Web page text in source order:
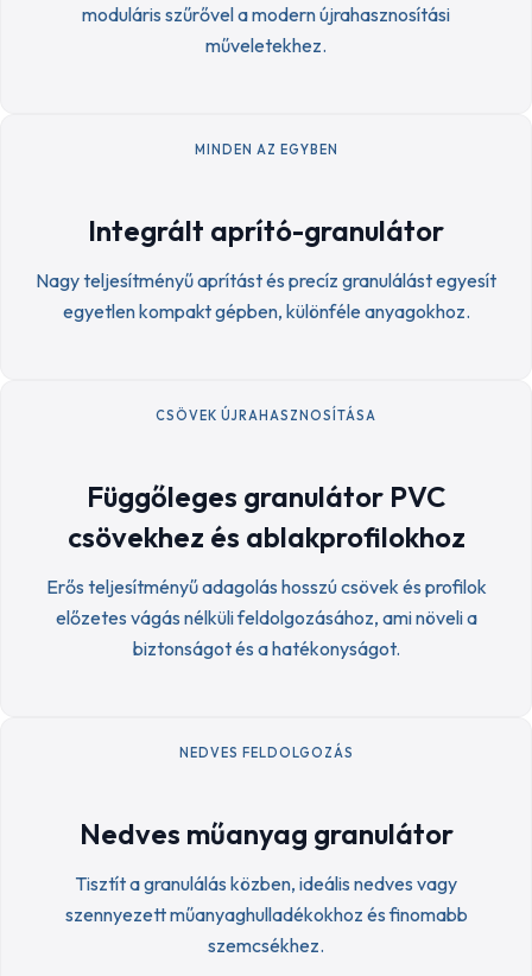
moduláris szűrővel a modern újrahasznosítási
műveletekhez.
MINDEN AZ EGYBEN
Integrált aprító-granulátor
Nagy teljesítményű aprítást és precíz granulálást egyesít
egyetlen kompakt gépben, különféle anyagokhoz.
CSÖVEK ÚJRAHASZNOSÍTÁSA
Függőleges granulátor PVC
csövekhez és ablakprofilokhoz
Erős teljesítményű adagolás hosszú csövek és profilok
előzetes vágás nélküli feldolgozásához, ami növeli a
biztonságot és a hatékonyságot.
NEDVES FELDOLGOZÁS
Nedves műanyag granulátor
Tisztít a granulálás közben, ideális nedves vagy
szennyezett műanyaghulladékokhoz és finomabb
szemcsékhez.